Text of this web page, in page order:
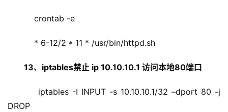
crontab -e
* 6-12/2 * 11 * /usr/bin/httpd.sh
13、iptables禁止 ip 10.10.10.1 访问本地80端口
iptables -I INPUT -s 10.10.10.1/32 –dport 80 -j
DROP